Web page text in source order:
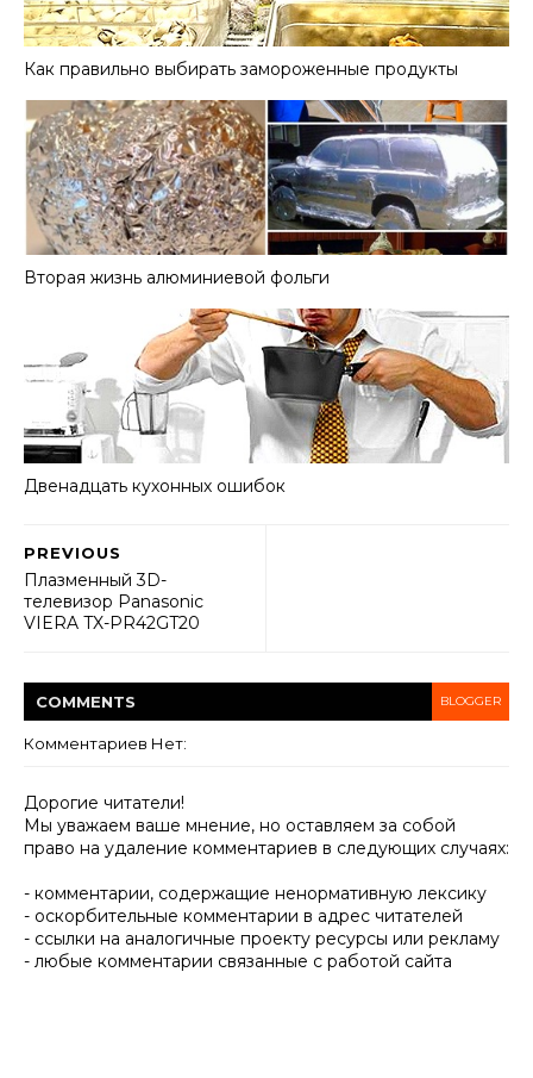
Как правильно выбирать замороженные продукты
Вторая жизнь алюминиевой фольги
Двенадцать кухонных ошибок
PREVIOUS
Плазменный 3D-
телевизор Panasonic
VIERA TX-PR42GT20
COMMENTS BLOGGER
Комментариев Нет:
Дорогие читатели!
Мы уважаем ваше мнение, но оставляем за собой
право на удаление комментариев в следующих случаях:
- комментарии, содержащие ненормативную лексику
- оскорбительные комментарии в адрес читателей
- ссылки на аналогичные проекту ресурсы или рекламу
- любые комментарии связанные с работой сайта